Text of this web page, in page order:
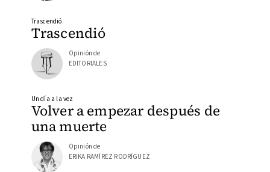
Trascendió
Trascendió
Opinión de
EDITORIALES
Volver a empezar después de
una muerte
Un día a la vez
Opinión de
ERIKA RAMÍREZ RODRÍGUEZ